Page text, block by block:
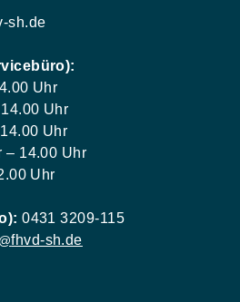
sh.de
Uhr
Uhr
Uhr
– 14.00 Uhr
Uhr
0431 3209-115
@fhvd-sh.de